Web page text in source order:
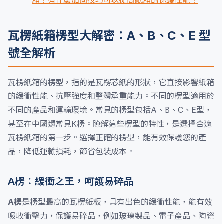
瓦楞紙箱楞型大解密：A、B、C、E 型
號全解析
瓦楞紙箱的楞型 ，指的是瓦楞芯紙的形狀，它直接影響紙箱
的緩衝性能、抗壓強度和整體承重能力。不同的楞型適用於
不同的產品和運輸環境。常見的楞型包括A、B、C、E型，
甚至在中國還常見K楞。瞭解這些楞型的特性，是選擇合適
瓦楞紙箱的第一步。選擇正確的楞型，能有效保護您的產
品，降低運輸損耗，節省包裝成本。
A楞：緩衝之王，呵護易碎品
A楞是楞型最高的瓦楞紙板，具有出色的緩衝性能，能有效
吸收衝擊力，保護易碎品，例如玻璃製品、電子產品、陶瓷